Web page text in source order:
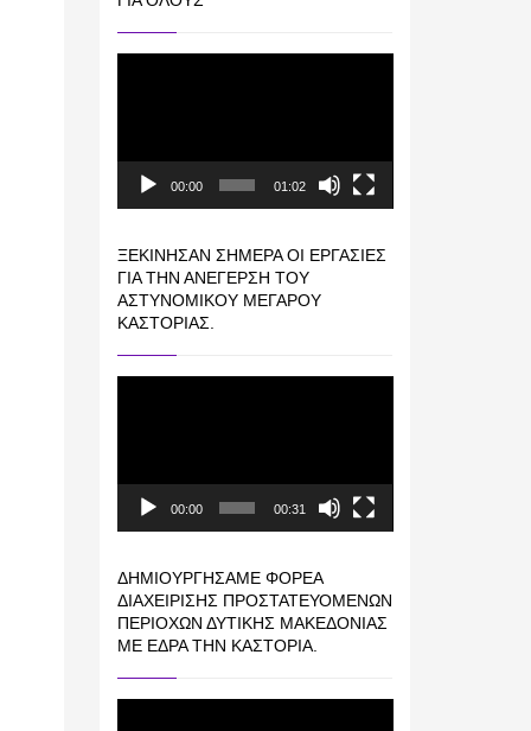
00:00 01:02
ΞΕΚΊΝΗΣΑΝ ΣΉΜΕΡΑ ΟΙ ΕΡΓΑΣΊΕΣ
ΓΙΑ ΤΗΝ ΑΝΈΓΕΡΣΗ ΤΟΥ
ΑΣΤΥΝΟΜΙΚΟΎ ΜΕΓΆΡΟΥ
ΚΑΣΤΟΡΙΆΣ.
00:00 00:31
ΔΗΜΙΟΥΡΓΉΣΑΜΕ ΦΟΡΈΑ
ΔΙΑΧΕΊΡΙΣΗΣ ΠΡΟΣΤΑΤΕΥΌΜΕΝΩΝ
ΠΕΡΙΟΧΏΝ ΔΥΤΙΚΉΣ ΜΑΚΕΔΟΝΊΑΣ
ΜΕ ΈΔΡΑ ΤΗΝ ΚΑΣΤΟΡΙΆ.